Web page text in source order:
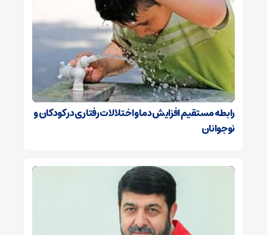
رابطه مستقیم افزایش دما و اختلالات رفتاری در کودکان و
نوجوانان